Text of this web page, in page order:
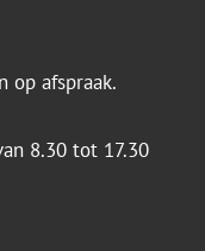
op afspraak.
8.30 tot 17.30